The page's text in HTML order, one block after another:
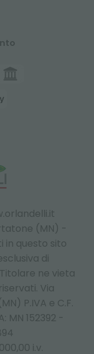
(MN) -
in questo sito
di
ne vieta
Via
P.IVA e C.F.
MN 152392 -
i.v.